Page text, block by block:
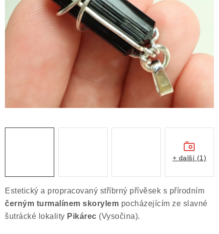
KRYSTALY
VIDEOGALERIE
Ochrana osobních údajů
Výkup minerálů a drahých kamenů
Estetický a propracovaný stříbrný přívěsek s přírodním
černým turmalínem skorylem pocházejícím ze slavné
šutrácké lokality Pikárec (Vysočina).
+ další (1)